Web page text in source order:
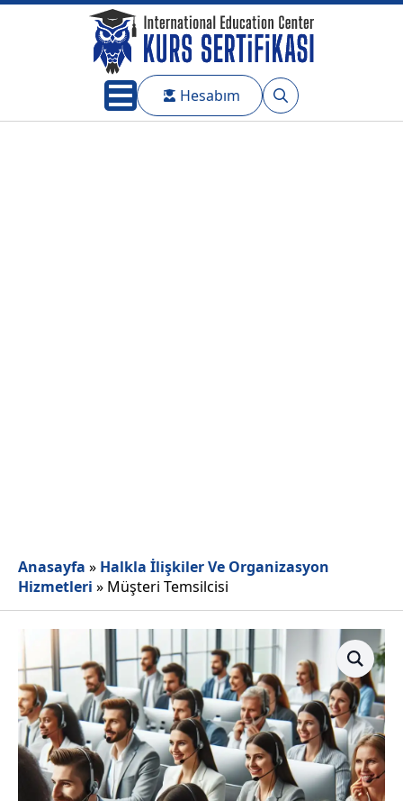
Hesabım
Search
Anasayfa » Halkla İlişkiler Ve Organizasyon
Hizmetleri » Müşteri Temsilcisi